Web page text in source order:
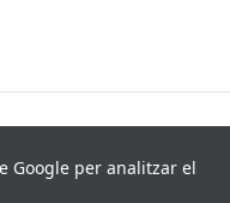
informants. Última
Google per analitzar el